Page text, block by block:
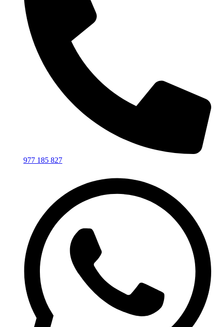
977 185 827